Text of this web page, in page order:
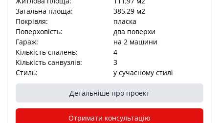
Загальна площа:
385,29 м2
Покрівля:
пласка
Поверховість:
два поверхи
Гараж:
на 2 машини
Кількість спалень:
4
Кількість санвузлів:
3
Стиль:
у сучасному стилі
Детальніше про проект
Отримати консультацію